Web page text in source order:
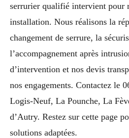
serrurier qualifié intervient pour
installation. Nous réalisons la
changement de serrure, la
l’accompagnement après
d’intervention et nos devis
nos engagements. Contactez le
Logis-Neuf, La Pounche, La
d’Autry. Restez sur cette page
solutions adaptées.